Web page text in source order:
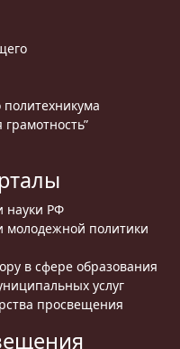
науки РФ
молодежной политики
в сфере образования
услуг
просвещения